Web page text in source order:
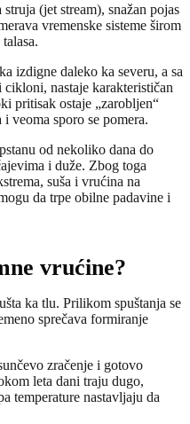
(jet stream), snažan pojas
vremenske sisteme širom
izdigne daleko ka severu, a sa
nastaje karakterističan
pritisak ostaje „zarobljen“
veoma sporo se pomera.
od nekoliko dana do
i duže. Zbog toga
suša i vrućina na
da trpe obilne padavine i
vrućine?
ka tlu. Prilikom spuštanja se
sprečava formiranje
zračenje i gotovo
leta dani traju dugo,
temperature nastavljaju da